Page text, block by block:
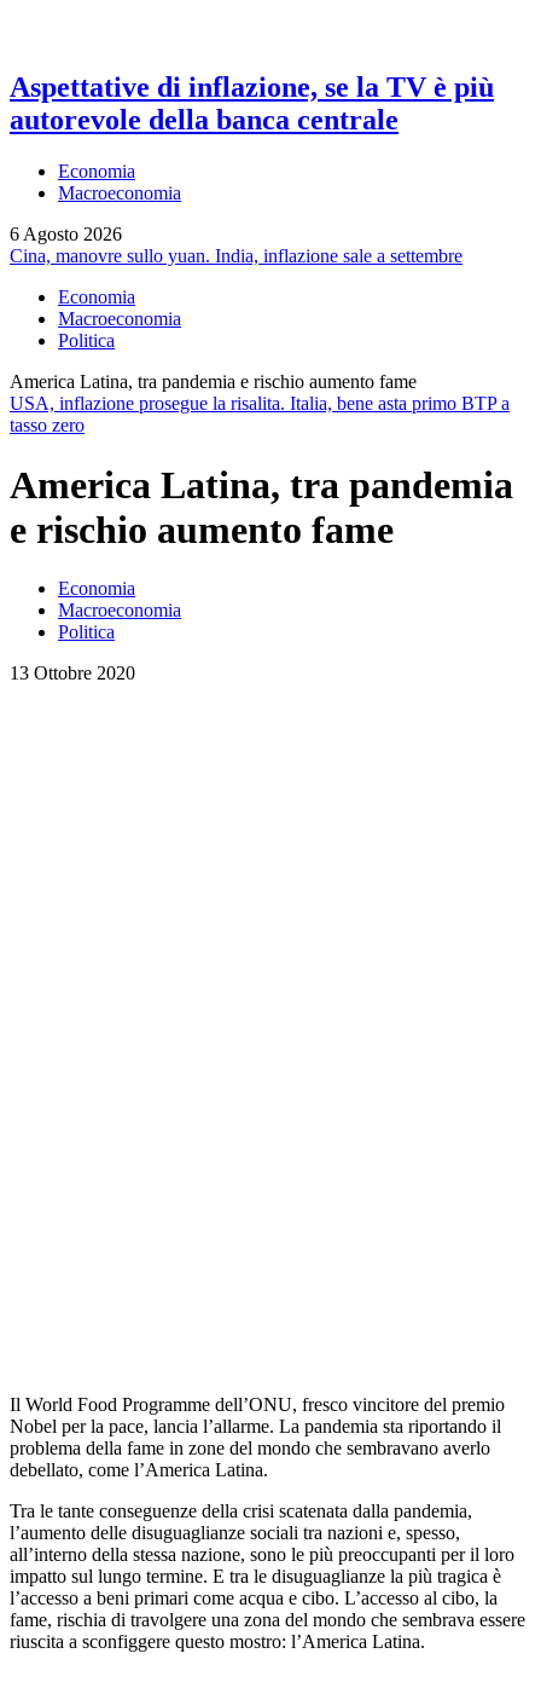
Aspettative di inflazione, se la TV è più
autorevole della banca centrale
Economia
Macroeconomia
6 Agosto 2026
Cina, manovre sullo yuan. India, inflazione sale a settembre
Economia
Macroeconomia
Politica
America Latina, tra pandemia e rischio aumento fame
USA, inflazione prosegue la risalita. Italia, bene asta primo BTP a
tasso zero
America Latina, tra pandemia
e rischio aumento fame
Economia
Macroeconomia
Politica
13 Ottobre 2020
Il World Food Programme dell’ONU, fresco vincitore del premio
Nobel per la pace, lancia l’allarme. La pandemia sta riportando il
problema della fame in zone del mondo che sembravano averlo
debellato, come l’America Latina.
Tra le tante conseguenze della crisi scatenata dalla pandemia,
l’aumento delle disuguaglianze sociali tra nazioni e, spesso,
all’interno della stessa nazione, sono le più preoccupanti per il loro
impatto sul lungo termine. E tra le disuguaglianze la più tragica è
l’accesso a beni primari come acqua e cibo. L’accesso al cibo, la
fame, rischia di travolgere una zona del mondo che sembrava essere
riuscita a sconfiggere questo mostro: l’America Latina.